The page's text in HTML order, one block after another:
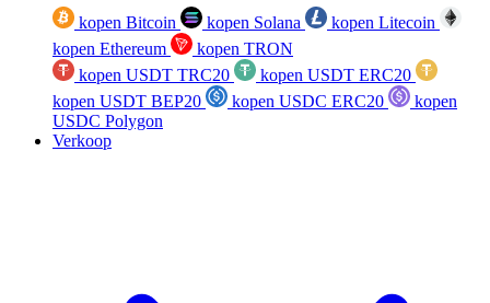
kopen Bitcoin kopen Solana
kopen Litecoin
kopen Ethereum
kopen TRON
kopen USDT TRC20
kopen USDT ERC20
kopen USDT BEP20
kopen USDC ERC20
kopen
USDC Polygon
Verkoop